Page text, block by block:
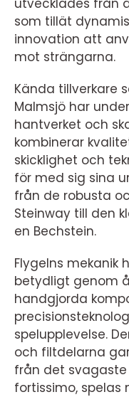
utvecklades från
som tillät
innovation att
mot strängarna.
Kända tillverkare
Malmsjö har
hantverket och
kombinerar
skicklighet och
för med sig sina
från de robusta
Steinway till den
en Bechstein.
Flygelns mekanik
betydligt genom
handgjorda
spelupplevelse.
och filtdelarna
från det
fortissimo, spelas